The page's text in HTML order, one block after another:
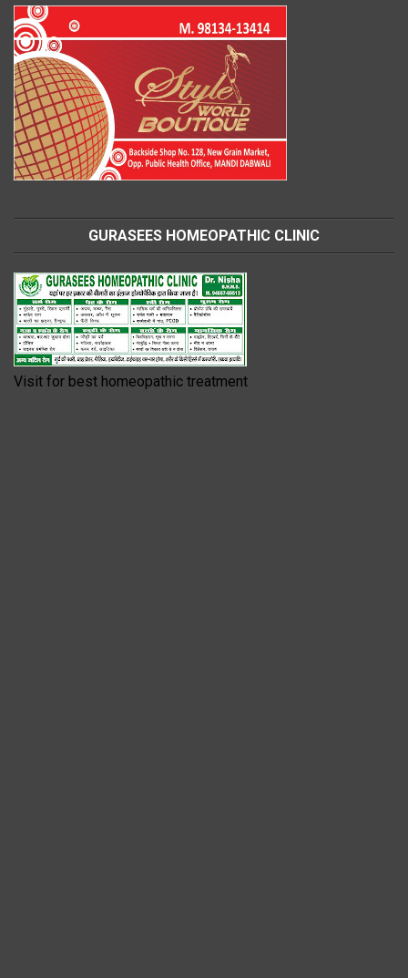
GURASEES HOMEOPATHIC CLINIC
Visit for best homeopathic treatment